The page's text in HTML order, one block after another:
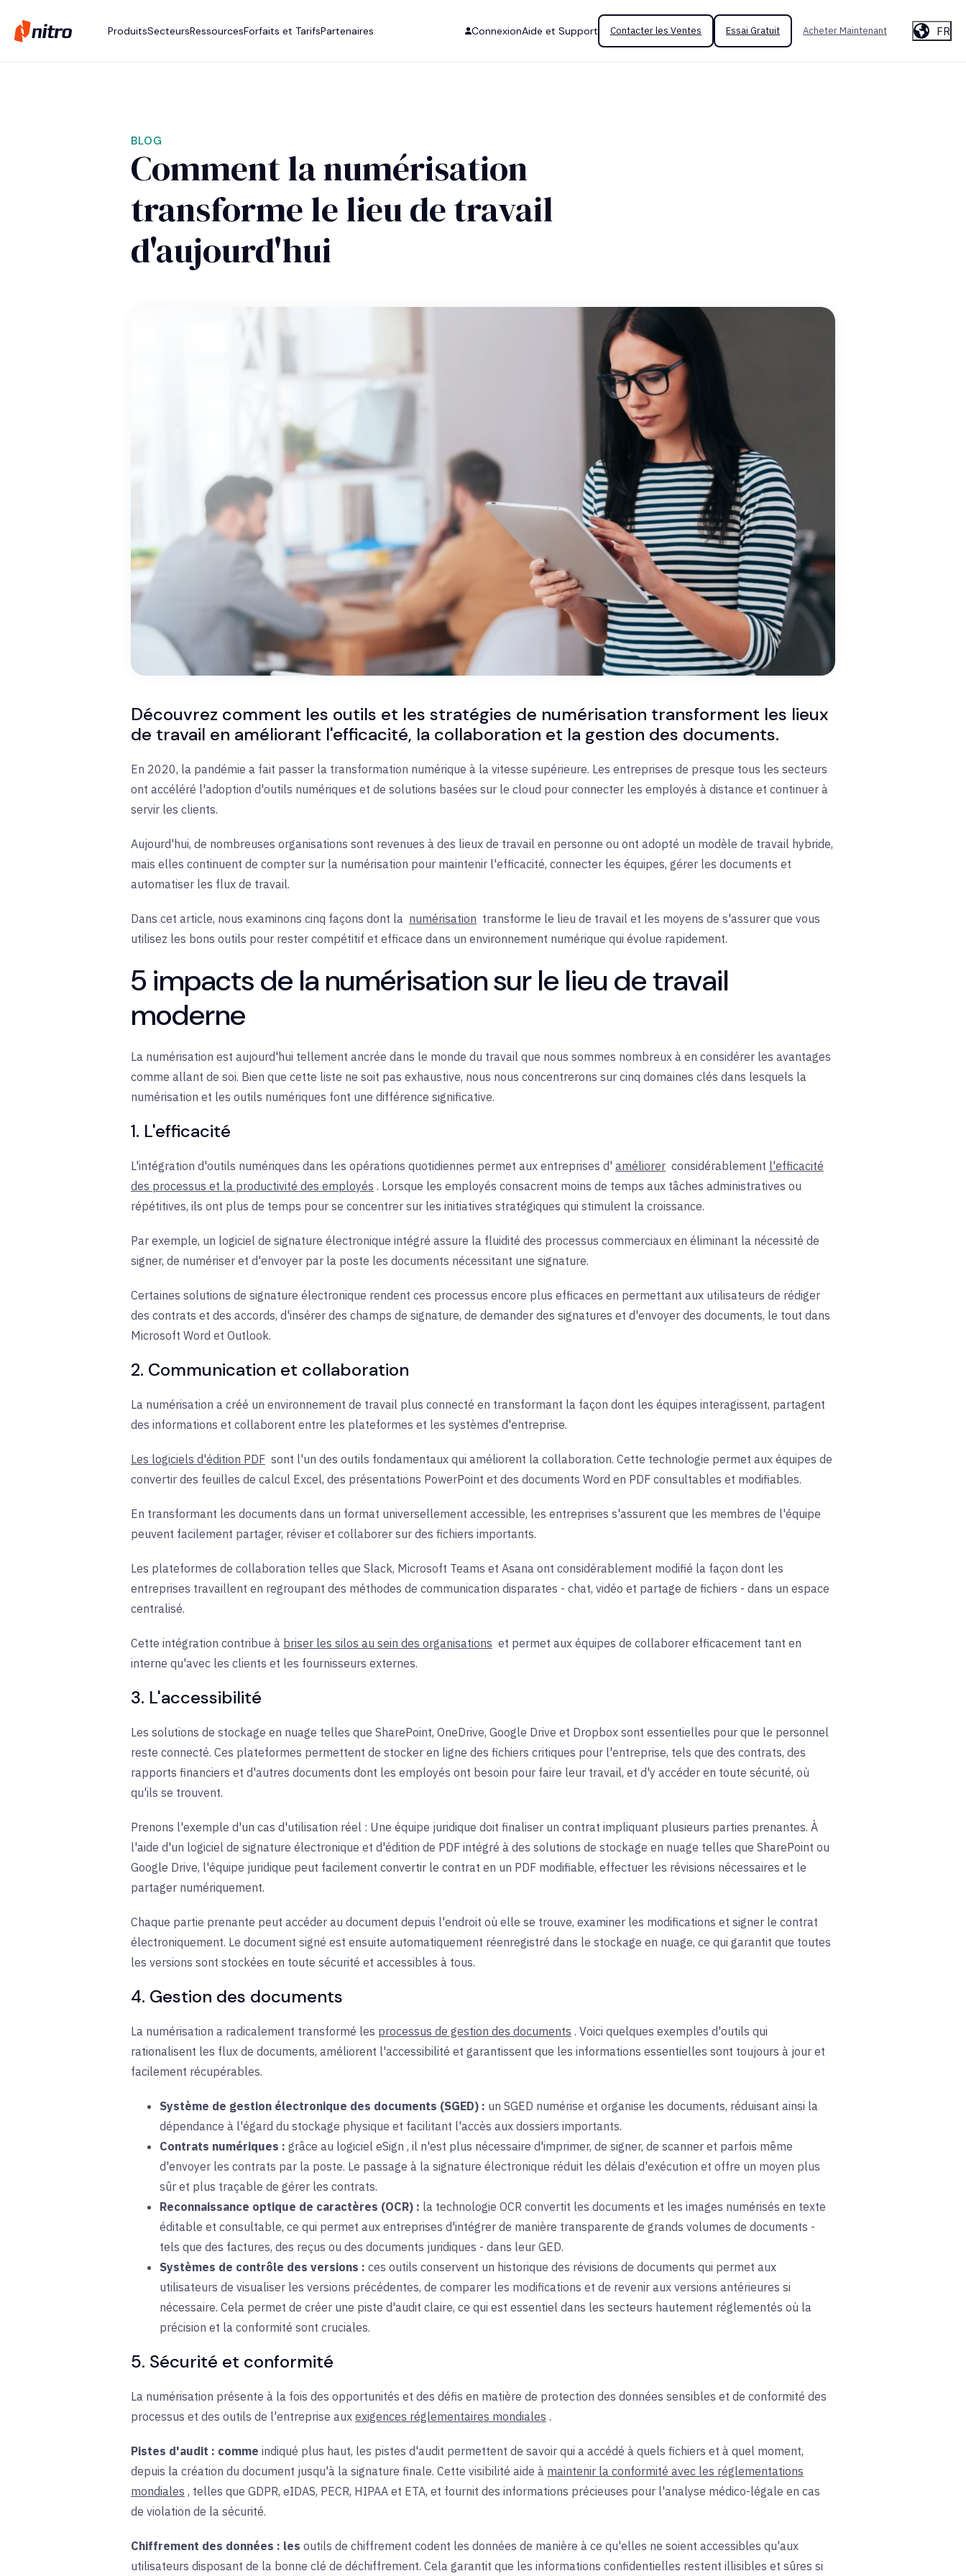
ProduitsSecteursRessourcesForfaits et TarifsPartenaires ConnexionAide et Support Contacter les Ventes Essai Gratuit Acheter Maintenant FR
BLOG
Comment la numérisation
transforme le lieu de travail
d'aujourd'hui
Découvrez comment les outils et les stratégies de numérisation transforment les lieux
de travail en améliorant l'efficacité, la collaboration et la gestion des documents.
En 2020, la pandémie a fait passer la transformation numérique à la vitesse supérieure. Les entreprises de presque tous les secteurs
ont accéléré l'adoption d'outils numériques et de solutions basées sur le cloud pour connecter les employés à distance et continuer à
servir les clients.
Aujourd'hui, de nombreuses organisations sont revenues à des lieux de travail en personne ou ont adopté un modèle de travail hybride,
mais elles continuent de compter sur la numérisation pour maintenir l'efficacité, connecter les équipes, gérer les documents et
automatiser les flux de travail.
Dans cet article, nous examinons cinq façons dont la numérisation transforme le lieu de travail et les moyens de s'assurer que vous
utilisez les bons outils pour rester compétitif et efficace dans un environnement numérique qui évolue rapidement.
5 impacts de la numérisation sur le lieu de travail
moderne
La numérisation est aujourd'hui tellement ancrée dans le monde du travail que nous sommes nombreux à en considérer les avantages
comme allant de soi. Bien que cette liste ne soit pas exhaustive, nous nous concentrerons sur cinq domaines clés dans lesquels la
numérisation et les outils numériques font une différence significative.
1. L'efficacité
L'intégration d'outils numériques dans les opérations quotidiennes permet aux entreprises d' améliorer considérablement l'efficacité
des processus et la productivité des employés . Lorsque les employés consacrent moins de temps aux tâches administratives ou
répétitives, ils ont plus de temps pour se concentrer sur les initiatives stratégiques qui stimulent la croissance.
Par exemple, un logiciel de signature électronique intégré assure la fluidité des processus commerciaux en éliminant la nécessité de
signer, de numériser et d'envoyer par la poste les documents nécessitant une signature.
Certaines solutions de signature électronique rendent ces processus encore plus efficaces en permettant aux utilisateurs de rédiger
des contrats et des accords, d'insérer des champs de signature, de demander des signatures et d'envoyer des documents, le tout dans
Microsoft Word et Outlook.
2. Communication et collaboration
La numérisation a créé un environnement de travail plus connecté en transformant la façon dont les équipes interagissent, partagent
des informations et collaborent entre les plateformes et les systèmes d'entreprise.
Les logiciels d'édition PDF sont l'un des outils fondamentaux qui améliorent la collaboration. Cette technologie permet aux équipes de
convertir des feuilles de calcul Excel, des présentations PowerPoint et des documents Word en PDF consultables et modifiables.
En transformant les documents dans un format universellement accessible, les entreprises s'assurent que les membres de l'équipe
peuvent facilement partager, réviser et collaborer sur des fichiers importants.
Les plateformes de collaboration telles que Slack, Microsoft Teams et Asana ont considérablement modifié la façon dont les
entreprises travaillent en regroupant des méthodes de communication disparates - chat, vidéo et partage de fichiers - dans un espace
centralisé.
Cette intégration contribue à briser les silos au sein des organisations et permet aux équipes de collaborer efficacement tant en
interne qu'avec les clients et les fournisseurs externes.
3. L'accessibilité
Les solutions de stockage en nuage telles que SharePoint, OneDrive, Google Drive et Dropbox sont essentielles pour que le personnel
reste connecté. Ces plateformes permettent de stocker en ligne des fichiers critiques pour l'entreprise, tels que des contrats, des
rapports financiers et d'autres documents dont les employés ont besoin pour faire leur travail, et d'y accéder en toute sécurité, où
qu'ils se trouvent.
Prenons l'exemple d'un cas d'utilisation réel : Une équipe juridique doit finaliser un contrat impliquant plusieurs parties prenantes. À
l'aide d'un logiciel de signature électronique et d'édition de PDF intégré à des solutions de stockage en nuage telles que SharePoint ou
Google Drive, l'équipe juridique peut facilement convertir le contrat en un PDF modifiable, effectuer les révisions nécessaires et le
partager numériquement.
Chaque partie prenante peut accéder au document depuis l'endroit où elle se trouve, examiner les modifications et signer le contrat
électroniquement. Le document signé est ensuite automatiquement réenregistré dans le stockage en nuage, ce qui garantit que toutes
les versions sont stockées en toute sécurité et accessibles à tous.
4. Gestion des documents
La numérisation a radicalement transformé les processus de gestion des documents . Voici quelques exemples d'outils qui
rationalisent les flux de documents, améliorent l'accessibilité et garantissent que les informations essentielles sont toujours à jour et
facilement récupérables.
Système de gestion électronique des documents (SGED) : un SGED numérise et organise les documents, réduisant ainsi la
dépendance à l'égard du stockage physique et facilitant l'accès aux dossiers importants.
Contrats numériques : grâce au logiciel eSign , il n'est plus nécessaire d'imprimer, de signer, de scanner et parfois même
d'envoyer les contrats par la poste. Le passage à la signature électronique réduit les délais d'exécution et offre un moyen plus
sûr et plus traçable de gérer les contrats.
Reconnaissance optique de caractères (OCR) : la technologie OCR convertit les documents et les images numérisés en texte
éditable et consultable, ce qui permet aux entreprises d'intégrer de manière transparente de grands volumes de documents -
tels que des factures, des reçus ou des documents juridiques - dans leur GED.
Systèmes de contrôle des versions : ces outils conservent un historique des révisions de documents qui permet aux
utilisateurs de visualiser les versions précédentes, de comparer les modifications et de revenir aux versions antérieures si
nécessaire. Cela permet de créer une piste d'audit claire, ce qui est essentiel dans les secteurs hautement réglementés où la
précision et la conformité sont cruciales.
5. Sécurité et conformité
La numérisation présente à la fois des opportunités et des défis en matière de protection des données sensibles et de conformité des
processus et des outils de l'entreprise aux exigences réglementaires mondiales .
Pistes d'audit : comme indiqué plus haut, les pistes d'audit permettent de savoir qui a accédé à quels fichiers et à quel moment,
depuis la création du document jusqu'à la signature finale. Cette visibilité aide à maintenir la conformité avec les réglementations
mondiales , telles que GDPR, eIDAS, PECR, HIPAA et ETA, et fournit des informations précieuses pour l'analyse médico-légale en cas
de violation de la sécurité.
Chiffrement des données : les outils de chiffrement codent les données de manière à ce qu'elles ne soient accessibles qu'aux
utilisateurs disposant de la bonne clé de déchiffrement. Cela garantit que les informations confidentielles restent illisibles et sûres si